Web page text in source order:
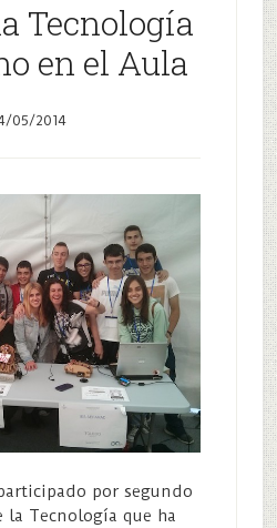
Tecnología
en el Aula
05/2014
por segundo
la Tecnología que ha